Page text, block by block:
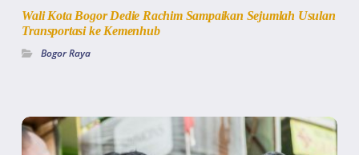
Wali Kota Bogor Dedie Rachim Sampaikan Sejumlah Usulan
Transportasi ke Kemenhub
Bogor Raya